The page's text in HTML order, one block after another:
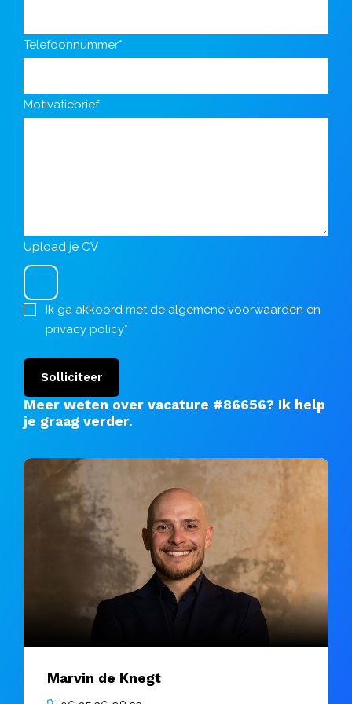
Telefoonnummer*
Motivatiebrief
Upload je CV
Ik ga akkoord met de algemene voorwaarden en
privacy policy*
Solliciteer
Meer weten over vacature #86656? Ik help
je graag verder.
Marvin de Knegt